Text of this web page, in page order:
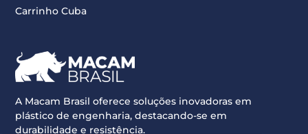
A Macam Brasil oferece soluções inovadoras em
plástico de engenharia, destacando-se em
durabilidade e resistência.
Carrinho Cuba